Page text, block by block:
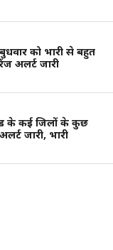
को भारी से बहुत
अलर्ट जारी
के कई जिलों के कुछ
जारी, भारी